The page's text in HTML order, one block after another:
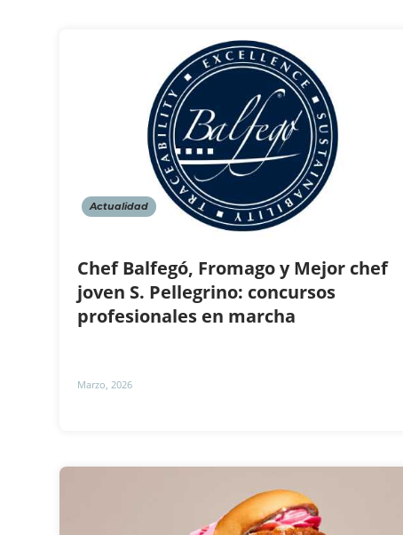
Actualidad
Chef Balfegó, Fromago y Mejor chef
joven S. Pellegrino: concursos
profesionales en marcha
Marzo, 2026